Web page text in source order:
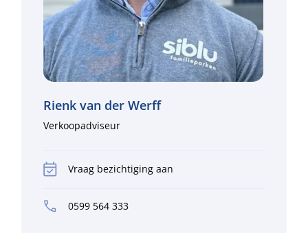
Rienk van der Werff
Verkoopadviseur
Vraag bezichtiging aan
0599 564 333